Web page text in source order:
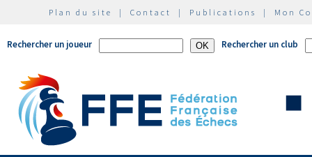
Plan du site | Contact | Publications | Mon
Rechercher un joueur Rechercher un club